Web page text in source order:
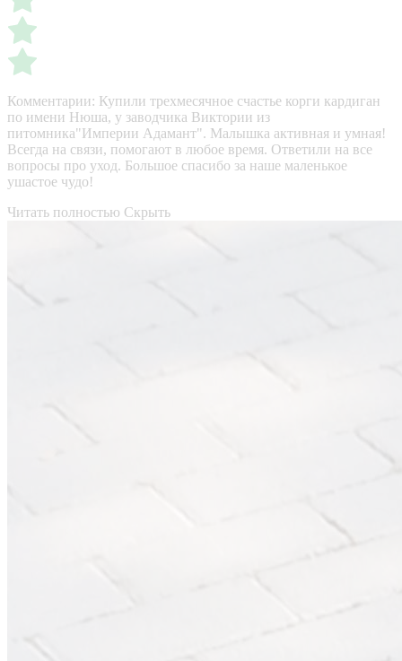
Комментарии: Купили трехмесячное счастье корги кардиган
по имени Нюша, у заводчика Виктории из
питомника"Империи Адамант". Малышка активная и умная!
Всегда на связи, помогают в любое время. Ответили на все
вопросы про уход. Большое спасибо за наше маленькое
ушастое чудо!
Читать полностью Скрыть